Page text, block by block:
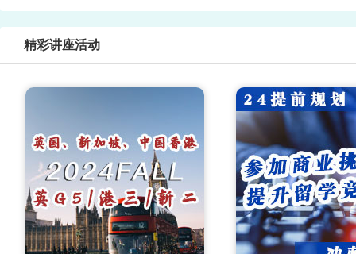
精彩讲座活动